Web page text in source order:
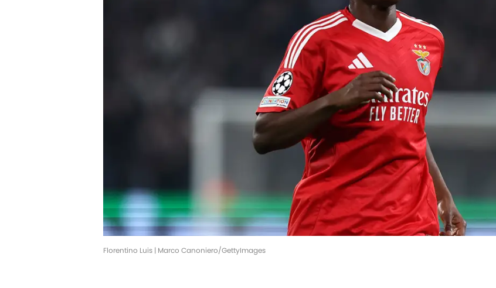
Florentino Luis | Marco Canoniero/GettyImages